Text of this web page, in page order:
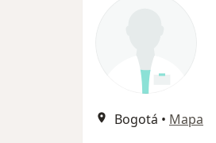
Bogotá • Mapa